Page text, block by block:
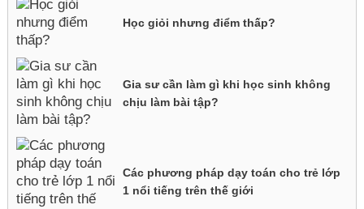
Học giỏi nhưng điểm thấp?
Gia sư cần làm gì khi học sinh không
chịu làm bài tập?
Các phương pháp dạy toán cho trẻ lớp
1 nổi tiếng trên thế giới